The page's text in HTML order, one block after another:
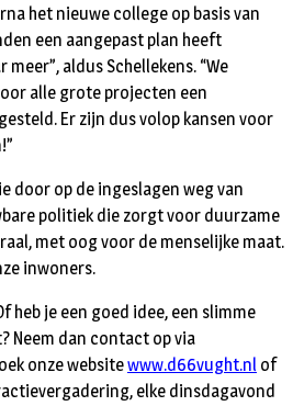
het nieuwe college op basis van
een aangepast plan heeft
meer”, aldus Schellekens. “We
alle grote projecten een
Er zijn dus volop kansen voor
door op de ingeslagen weg van
politiek die zorgt voor duurzame
met oog voor de menselijke maat.
inwoners.
heb je een goed idee, een slimme
Neem dan contact op via
onze websitewww.d66vught.nl of
elke dinsdagavond